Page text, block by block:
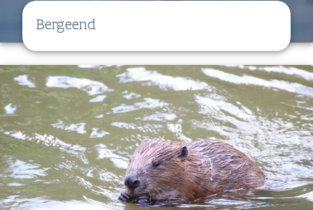
Bergeend